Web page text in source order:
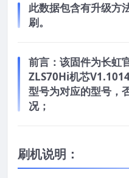
此数据包含有升级方
刷。
前言： 该固件为长虹
ZLS70Hi机芯
型号为对应的型号，
况；
刷机说明：